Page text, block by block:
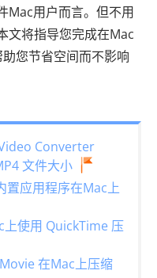
Mac用户而言。但不用
文将指导您完成在Mac
您节省空间而不影响
Converter
文件大小
置应用程序在Mac上
上使用 QuickTime 压
在Mac上压缩